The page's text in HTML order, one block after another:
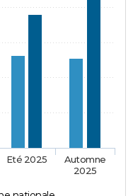
Eté 2025
Automne
2025